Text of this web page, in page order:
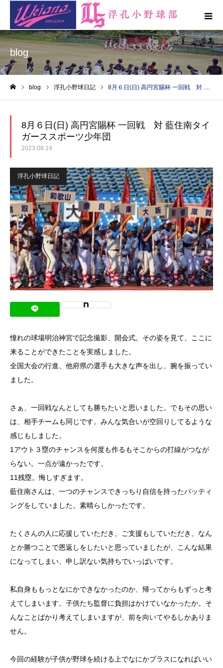
blog
blog 浮孔小野球日記 8月６日(日) 高円宮賜杯 一回戦 対 藍住南タイガーススポーツ少年団
8月６日(日) 高円宮賜杯 一回戦 対 藍住南タイ
ガーススポーツ少年団
2023.08.14
浮孔小野球日記
憧れの球場明治神宮で記念撮影、開会式。その姿を見て、ここに
来ることができたことを実感しました。
全国大会の行進、他府県の選手も大きな声を出し、腕を振ってい
ました。
さぁ、一回戦なんとしても勝ちたいと思いました。でもその思い
は、相手チームも同じです。みんな気合いが空回りしてるような
感じもしました。
1アウト３塁のチャンスを何度も作るもそこからの打線がつなが
らない。一点が遠かったです。
11残塁。悔しすぎます。
藍住南さんは、一つのチャンスできっちり自信を持ったバッティ
ングをしていました。素晴らしかったです。
たくさんの人に応援していただき、ご支援もしていただき、なん
とか勝つことで恩返しをしたいと思っていましたが、こんな結果
になってしまい、申し訳ない気持ちでいっぱいです。
私自身ももっとなにかできなかったのか、帰ってからもずっと考
えてしまいます。子供たち監督に負担はかけていなかったか。そ
んなことばかり考えてしまいますが、前を向いてやるしかありま
せん。
今回の経験が子供が野球を続ける上でなにかプラスになればいい